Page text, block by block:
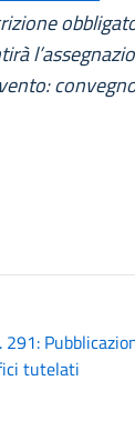
291:
tutelati